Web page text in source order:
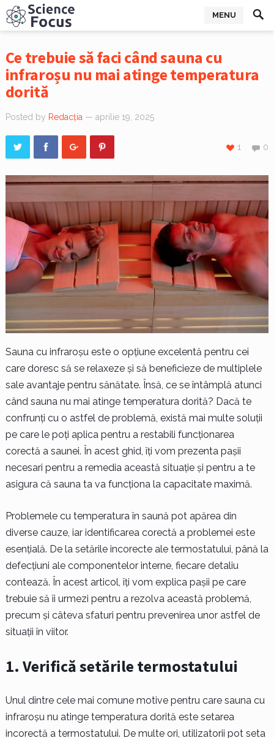
MENU
Ce trebuie să faci când sauna cu
infraroșu nu mai atinge temperatura
dorită
Posted by Redacția — aprilie 19, 2025
0
1
Sauna cu infraroșu este o opțiune excelentă pentru cei
care doresc să se relaxeze și să beneficieze de multiplele
sale avantaje pentru sănătate. Însă, ce se întâmplă atunci
când sauna nu mai atinge temperatura dorită? Dacă te
confrunți cu o astfel de problemă, există mai multe soluții
pe care le poți aplica pentru a restabili funcționarea
corectă a saunei. În acest ghid, îți vom prezenta pașii
necesari pentru a remedia această situație și pentru a te
asigura că sauna ta va funcționa la capacitate maximă.
Problemele cu temperatura în saună pot apărea din
diverse cauze, iar identificarea corectă a problemei este
esențială. De la setările incorecte ale termostatului, până la
defecțiuni ale componentelor interne, fiecare detaliu
contează. În acest articol, îți vom explica pașii pe care
trebuie să îi urmezi pentru a rezolva această problemă,
precum și câteva sfaturi pentru prevenirea unor astfel de
situații în viitor.
1. Verifică setările termostatului
Unul dintre cele mai comune motive pentru care sauna cu
infraroșu nu atinge temperatura dorită este setarea
incorectă a termostatului. De multe ori, utilizatorii pot seta